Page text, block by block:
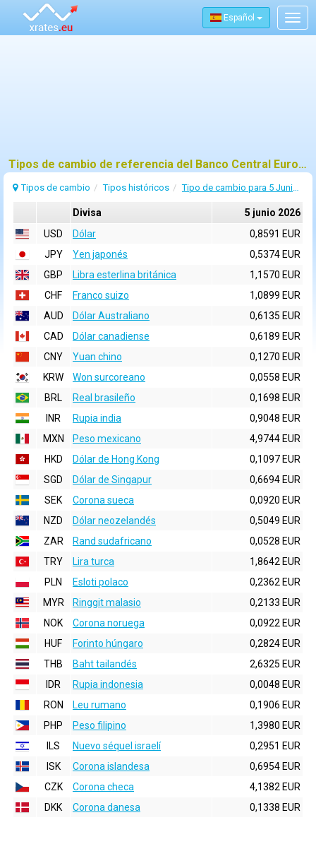
Español
Tipos de cambio de referencia del Banco Central Europeo (BCE) para 5 junio 2026
Tipos de cambio Tipos históricos Tipo de cambio para 5 Junio 2026
Divisa
5 junio 2026
USD
Dólar
0,8591 EUR
JPY
Yen japonés
0,5374 EUR
GBP
Libra esterlina británica
1,1570 EUR
CHF
Franco suizo
1,0899 EUR
AUD
Dólar Australiano
0,6135 EUR
CAD
Dólar canadiense
0,6189 EUR
CNY
Yuan chino
0,1270 EUR
KRW
Won surcoreano
0,0558 EUR
BRL
Real brasileño
0,1698 EUR
INR
Rupia india
0,9048 EUR
MXN
Peso mexicano
4,9744 EUR
HKD
Dólar de Hong Kong
0,1097 EUR
SGD
Dólar de Singapur
0,6694 EUR
SEK
Corona sueca
0,0920 EUR
NZD
Dólar neozelandés
0,5049 EUR
ZAR
Rand sudafricano
0,0528 EUR
TRY
Lira turca
1,8642 EUR
PLN
Esloti polaco
0,2362 EUR
MYR
Ringgit malasio
0,2133 EUR
NOK
Corona noruega
0,0922 EUR
HUF
Forinto húngaro
0,2824 EUR
THB
Baht tailandés
2,6325 EUR
IDR
Rupia indonesia
0,0048 EUR
RON
Leu rumano
0,1906 EUR
PHP
Peso filipino
1,3980 EUR
ILS
Nuevo séquel israelí
0,2951 EUR
ISK
Corona islandesa
0,6954 EUR
CZK
Corona checa
4,1382 EUR
DKK
Corona danesa 0,1338 EUR